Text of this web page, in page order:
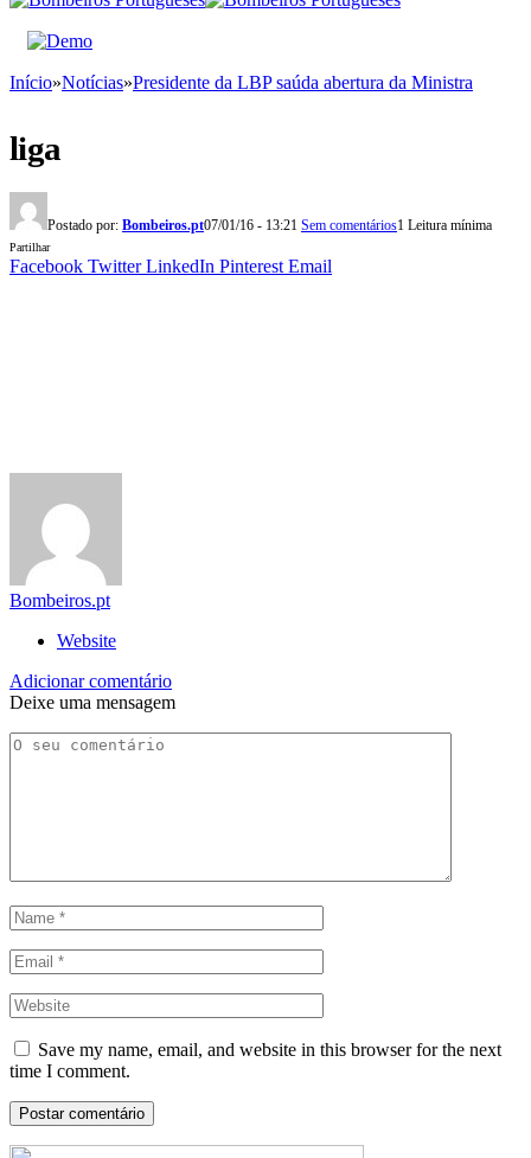
Início»Notícias»Presidente da LBP saúda abertura da Ministra
liga
Postado por: Bombeiros.pt07/01/16 - 13:21 Sem comentários1 Leitura mínima
Partilhar
Facebook Twitter LinkedIn Pinterest Email
Bombeiros.pt
Website
Adicionar comentário
Deixe uma mensagem
Save my name, email, and website in this browser for the next
time I comment.